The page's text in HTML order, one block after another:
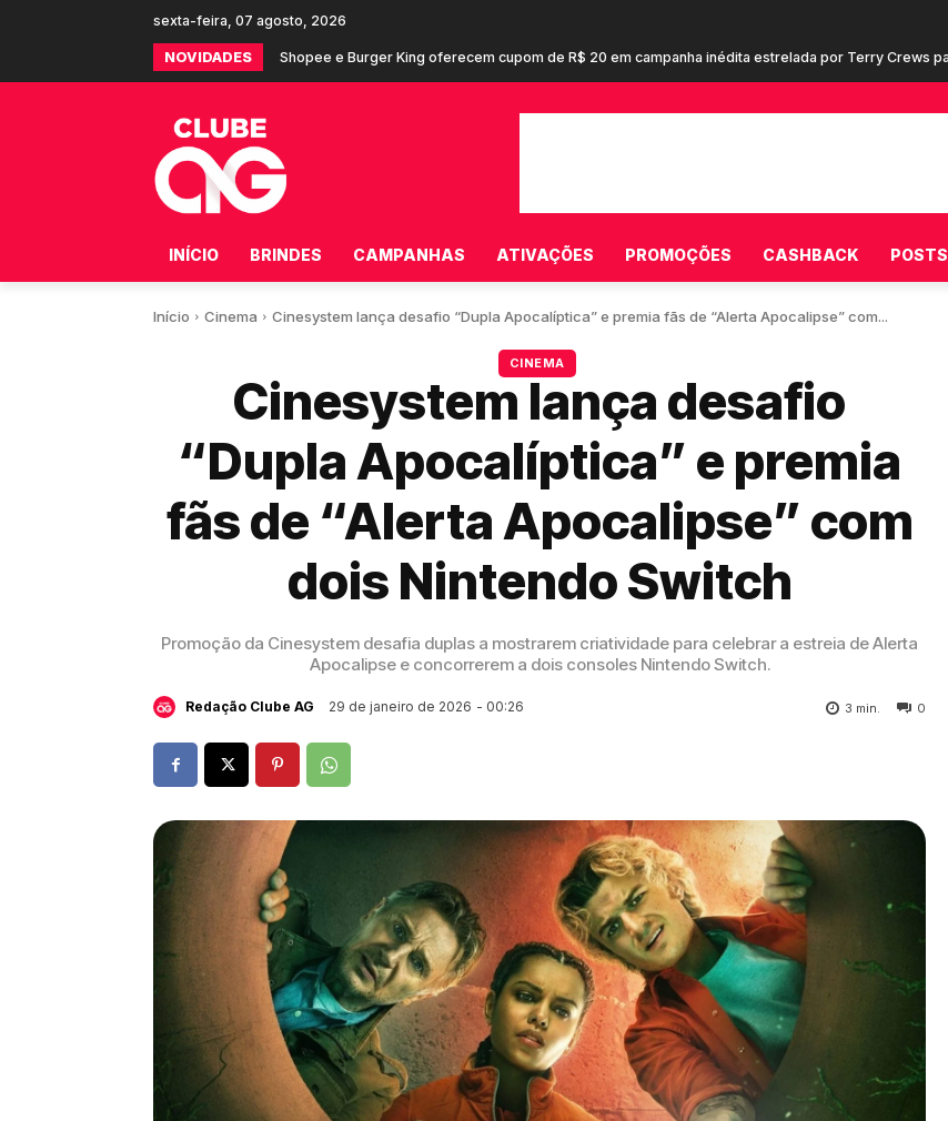
sexta-feira, 07 agosto, 2026
NOVIDADES Shopee e Burger King oferecem cupom de R$ 20 em campanha inédita estrelada por Terry Crews
INÍCIO BRINDES CAMPANHAS ATIVAÇÕES PROMOÇÕES CASHBACK POSTS
Início Cinema Cinesystem lança desafio “Dupla Apocalíptica” e premia fãs de “Alerta Apocalipse” com...
CINEMA
Cinesystem lança desafio
“Dupla Apocalíptica” e premia
fãs de “Alerta Apocalipse” com
dois Nintendo Switch
Promoção da Cinesystem desafia duplas a mostrarem criatividade para celebrar a estreia de Alerta
Apocalipse e concorrerem a dois consoles Nintendo Switch.
Redação Clube AG 29 de janeiro de 2026 - 00:26 0
3 min.